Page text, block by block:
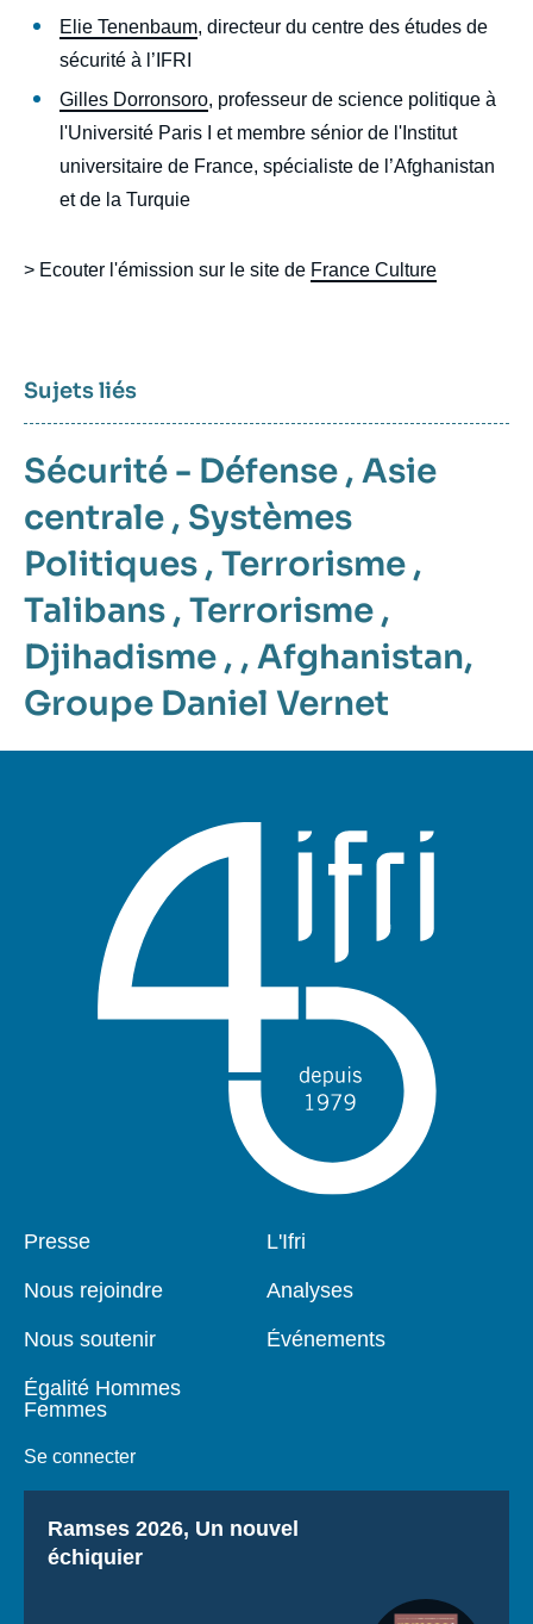
Elie Tenenbaum, directeur du centre des études de
sécurité à l’IFRI
Gilles Dorronsoro, professeur de science politique à
l'Université Paris I et membre sénior de l'Institut
universitaire de France, spécialiste de l’Afghanistan
et de la Turquie
> Ecouter l'émission sur le site de France Culture
Sujets liés
Sécurité - Défense , Asie
centrale , Systèmes
Politiques , Terrorisme ,
Talibans , Terrorisme ,
Djihadisme , , Afghanistan,
Groupe Daniel Vernet
Pied
Presse
Nous rejoindre
Nous soutenir
Égalité Hommes
Femmes
Se connecter
Navigation
L'Ifri
Analyses
Événements
Titre
Ramses 2026, Un nouvel
échiquier